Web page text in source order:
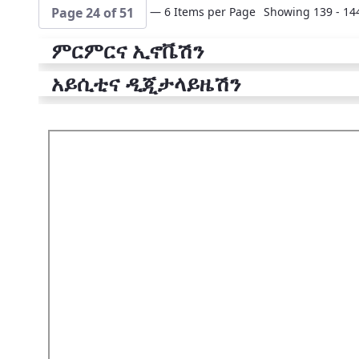
Page 24 of 51 — 6 Items per Page Showing 139 -
ምርምርና ኢኖቬሽን
አይሲቲና ዲጂታላይዜሽን